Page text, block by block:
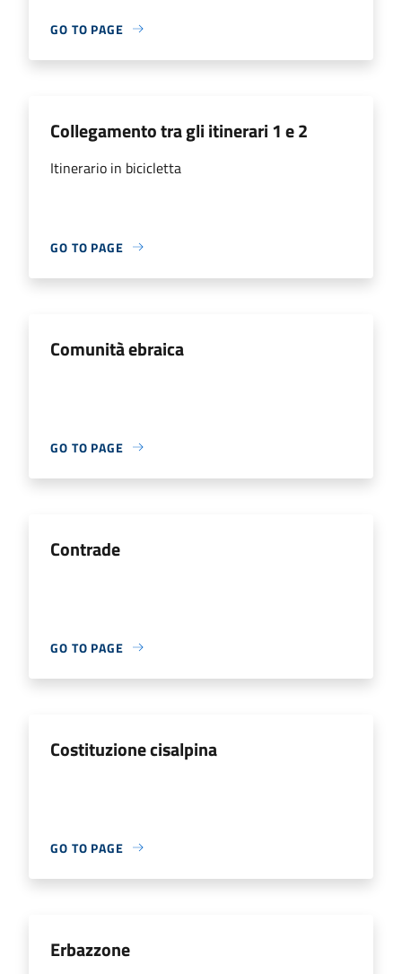
GO TO PAGE
Collegamento tra gli itinerari 1 e 2
Itinerario in bicicletta
GO TO PAGE
Comunità ebraica
GO TO PAGE
Contrade
GO TO PAGE
Costituzione cisalpina
GO TO PAGE
Erbazzone